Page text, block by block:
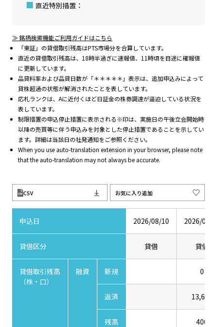
直近特別措置：
≫ 銘柄検索機能ご利用ガイドはこちら
「東証」の貸借取引残高はPTS市場分を合算しています。
直近の貸借取引残高は、18時半過ぎに速報値、11時頃を目途に確報値
に更新しています。
品貸料率および品貸日数が「＊＊＊＊＊」表示は、追加申込みによって
貸株超過の状態が解消されたことを表しています。
応札ランクは、Aに近付くほど日証金の株券調達が逼迫している状況を
表しています。
制限措置の申込停止措置に表示される※印は、実施日の午後立会開始時
以降の売買等に伴う申込みを対象とした停止措置であることを示してい
ます。詳細は当該日の社発通知をご参照ください。
When you use auto-translation extension in your browser, please note
that the auto-translation may not always be accurate.
CSV お気に入り追加
申込日 2026/08/10 2026/08/
貸借区分 貸借 貸借
貸借取引残高
（株・口）
融資 新規 0
返済 13,600
残高 400